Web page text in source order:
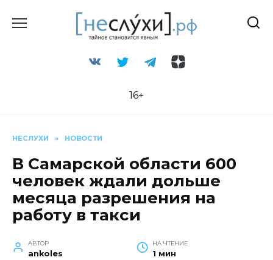
16+
НЕСЛУХИ » НОВОСТИ
В Самарской области 600
человек ждали дольше
месяца разрешения на
работу в такси
АВТОР
ankoles
НА ЧТЕНИЕ
1 мин